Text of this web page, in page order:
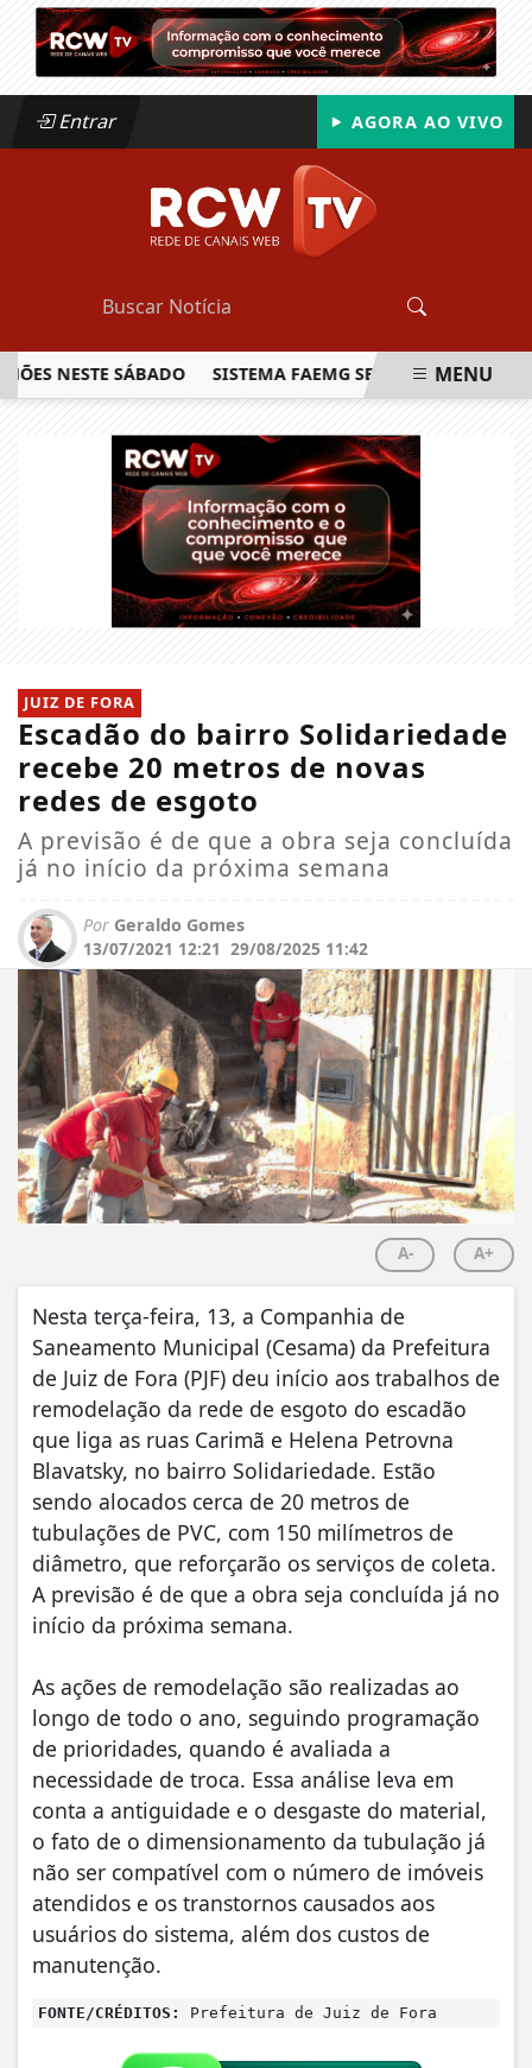
Entrar AGORA AO VIVO
NESTE SÁBADO SISTEMA FAEMG SENAR LANÇA OMENU
JUIZ DE FORA
Escadão do bairro Solidariedade
recebe 20 metros de novas
redes de esgoto
A previsão é de que a obra seja concluída
já no início da próxima semana
Por Geraldo Gomes
13/07/2021 12:21 29/08/2025 11:42
A- A+
Nesta terça-feira, 13, a Companhia de
Saneamento Municipal (Cesama) da Prefeitura
de Juiz de Fora (PJF) deu início aos trabalhos de
remodelação da rede de esgoto do escadão
que liga as ruas Carimã e Helena Petrovna
Blavatsky, no bairro Solidariedade. Estão
sendo alocados cerca de 20 metros de
tubulações de PVC, com 150 milímetros de
diâmetro, que reforçarão os serviços de coleta.
A previsão é de que a obra seja concluída já no
início da próxima semana.
As ações de remodelação são realizadas ao
longo de todo o ano, seguindo programação
de prioridades, quando é avaliada a
necessidade de troca. Essa análise leva em
conta a antiguidade e o desgaste do material,
o fato de o dimensionamento da tubulação já
não ser compatível com o número de imóveis
atendidos e os transtornos causados aos
usuários do sistema, além dos custos de
manutenção.
FONTE/CRÉDITOS: Prefeitura de Juiz de Fora